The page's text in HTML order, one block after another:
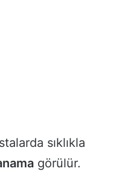
sıklıkla
görülür.